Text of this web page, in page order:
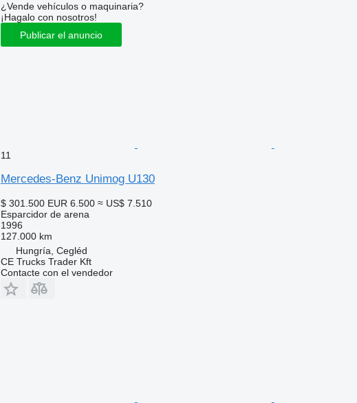
¿Vende vehículos o maquinaria?
¡Hagalo con nosotros!
Publicar el anuncio
11
Mercedes-Benz Unimog U130
$ 301.500 EUR 6.500 ≈ US$ 7.510
Esparcidor de arena
1996
127.000 km
Hungría, Cegléd
CE Trucks Trader Kft
Contacte con el vendedor